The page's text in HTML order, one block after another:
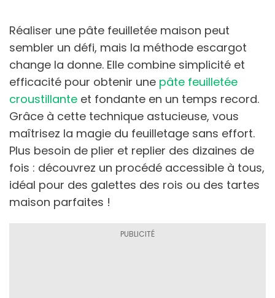
Réaliser une pâte feuilletée maison peut
sembler un défi, mais la méthode escargot
change la donne. Elle combine simplicité et
efficacité pour obtenir une pâte feuilletée
croustillante et fondante en un temps record.
Grâce à cette technique astucieuse, vous
maîtrisez la magie du feuilletage sans effort.
Plus besoin de plier et replier des dizaines de
fois : découvrez un procédé accessible à tous,
idéal pour des galettes des rois ou des tartes
maison parfaites !